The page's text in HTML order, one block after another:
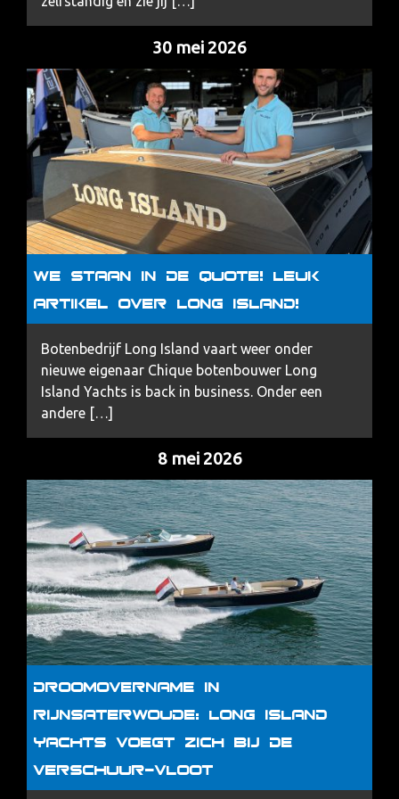
30 mei 2026
We staan in de Quote! Leuk
artikel over Long Island!
Botenbedrijf Long Island vaart weer onder
nieuwe eigenaar Chique botenbouwer Long
Island Yachts is back in business. Onder een
andere […]
8 mei 2026
Droomovername in
Rijnsaterwoude: Long Island
Yachts voegt zich bij de
Verschuur-vloot